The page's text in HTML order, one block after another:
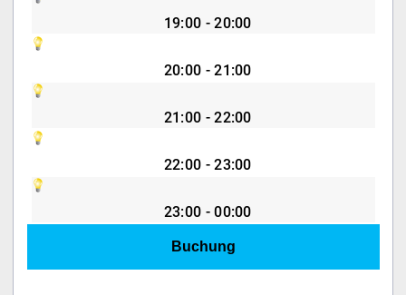
19:00 - 20:00
20:00 - 21:00
21:00 - 22:00
22:00 - 23:00
23:00 - 00:00